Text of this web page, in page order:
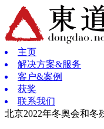
主页
解决方案&服务
客户&案例
获奖
联系我们
北京2022年冬奥会和冬